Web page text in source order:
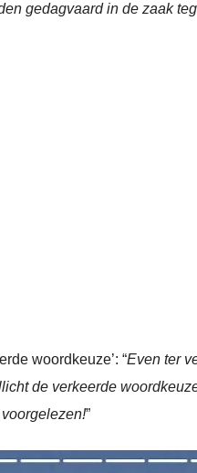
gedagvaard in de zaak
woordkeuze’: “Even ter
de verkeerde
”